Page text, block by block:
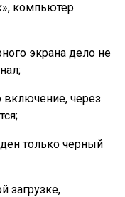
компьютер
экрана дело не
включение, через
только черный
загрузке,